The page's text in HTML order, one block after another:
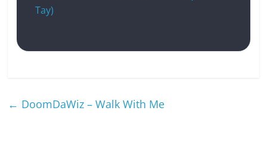
Tay)
← DoomDaWiz – Walk With Me